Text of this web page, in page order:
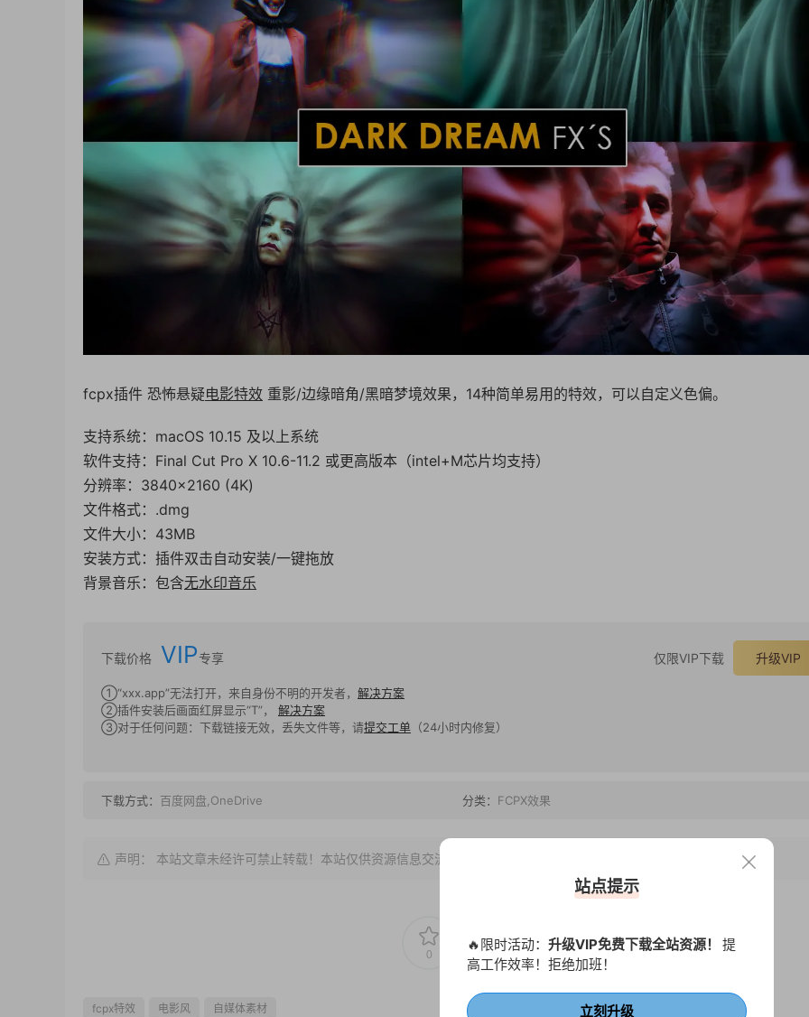
fcpx插件 恐怖悬疑电影特效 重影/边缘暗角/黑暗梦境效果，14种简单易用的特效，可以自定义色偏。
支持系统：macOS 10.15 及以上系统
软件支持：Final Cut Pro X 10.6-11.2 或更高版本（intel+M芯片均支持）
分辨率：3840×2160 (4K)
文件格式：.dmg
文件大小：43MB
安装方式：插件双击自动安装/一键拖放
背景音乐：包含无水印音乐
下载价格 VIP专享 仅限VIP下载 升级VIP
①“xxx.app”无法打开，来自身份不明的开发者， 解决方案
②插件安装后画面红屏显示“T”， 解决方案
③对于任何问题：下载链接无效，丢失文件等，请提交工单 （24小时内修复）
下载方式： 百度网盘,OneDrive 分类： FCPX效果
声明： 本站文章未经许可禁止转载！本站仅供资源信息交流学习， 版权说明
0 0
fcpx特效 电影风 自媒体素材
站点提示
🔥限时活动： 升级VIP免费下载全站资源！ 提
高工作效率！拒绝加班！
立刻升级